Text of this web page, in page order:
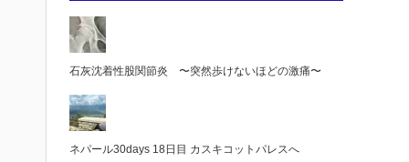
石灰沈着性股関節炎 〜突然歩けないほどの激痛〜
ネパール30days 18日目 カスキコットパレスへ